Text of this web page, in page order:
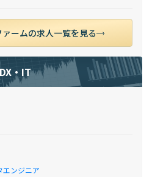
ームの求人一覧を見る
DX・IT
エンジニア